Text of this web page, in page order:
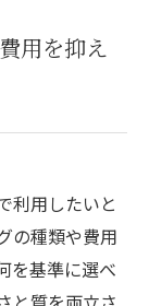
用を抑え
利用したいと
の種類や費用
を基準に選べ